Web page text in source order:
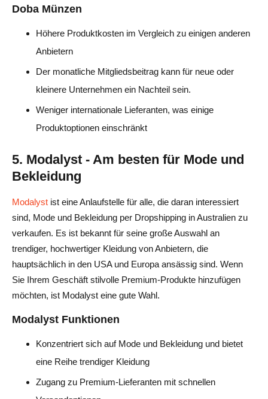
Doba Münzen
Höhere Produktkosten im Vergleich zu einigen anderen
Anbietern
Der monatliche Mitgliedsbeitrag kann für neue oder
kleinere Unternehmen ein Nachteil sein.
Weniger internationale Lieferanten, was einige
Produktoptionen einschränkt
5. Modalyst - Am besten für Mode und
Bekleidung
Modalyst ist eine Anlaufstelle für alle, die daran interessiert
sind, Mode und Bekleidung per Dropshipping in Australien zu
verkaufen. Es ist bekannt für seine große Auswahl an
trendiger, hochwertiger Kleidung von Anbietern, die
hauptsächlich in den USA und Europa ansässig sind. Wenn
Sie Ihrem Geschäft stilvolle Premium-Produkte hinzufügen
möchten, ist Modalyst eine gute Wahl.
Modalyst Funktionen
Konzentriert sich auf Mode und Bekleidung und bietet
eine Reihe trendiger Kleidung
Zugang zu Premium-Lieferanten mit schnellen